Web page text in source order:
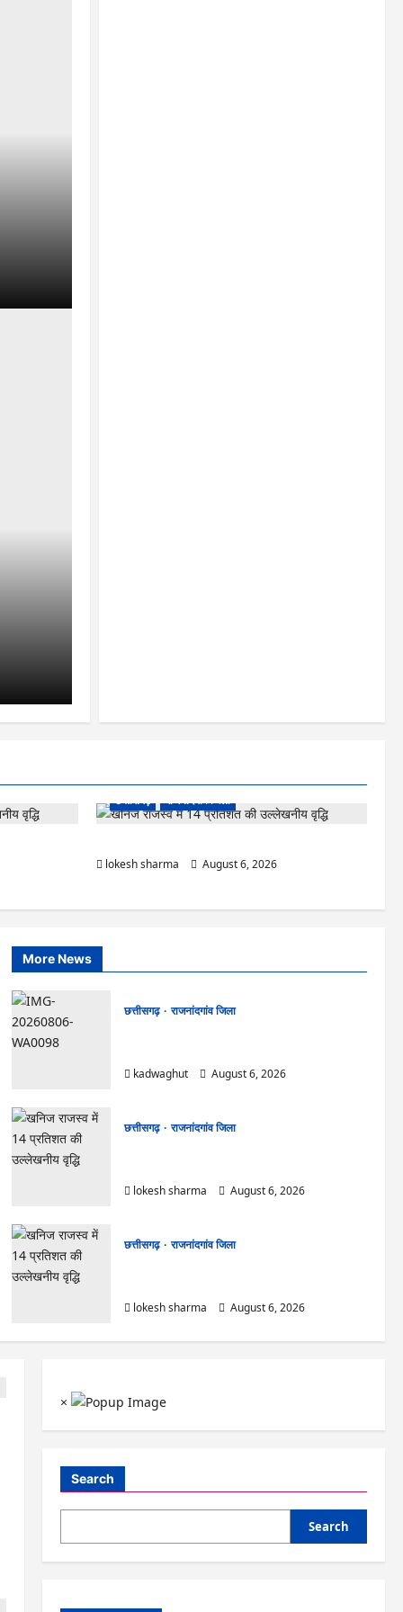
छत्तीसगढ़ राजनांदगांव जिला
lokesh sharma
August 6, 2026
More News
छत्तीसगढ़
राजनांदगांव जिला
kadwaghut
August 6, 2026
छत्तीसगढ़
राजनांदगांव जिला
lokesh sharma
August 6, 2026
छत्तीसगढ़
राजनांदगांव जिला
lokesh sharma
August 6, 2026
×
Search
Search